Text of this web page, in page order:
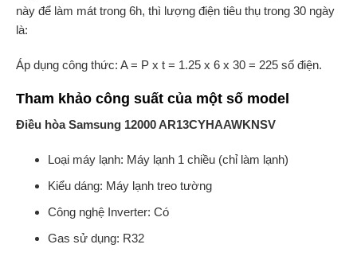
này để làm mát trong 6h, thì lượng điện tiêu thụ trong 30 ngày
là:
Áp dụng công thức: A = P x t = 1.25 x 6 x 30 = 225 số điện.
Tham khảo công suất của một số model
Điều hòa Samsung 12000 AR13CYHAAWKNSV
Loại máy lạnh: Máy lạnh 1 chiều (chỉ làm lạnh)
Kiểu dáng: Máy lạnh treo tường
Công nghệ Inverter: Có
Gas sử dụng: R32